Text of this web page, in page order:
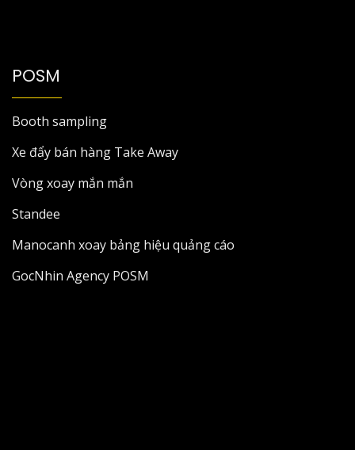
POSM
Booth sampling
Xe đẩy bán hàng Take Away
Vòng xoay mắn mắn
Standee
Manocanh xoay bảng hiệu quảng cáo
GocNhin Agency POSM